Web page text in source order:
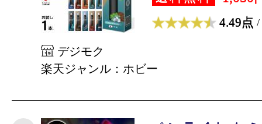
4.49点 /
デジモク
楽天ジャンル：ホビー